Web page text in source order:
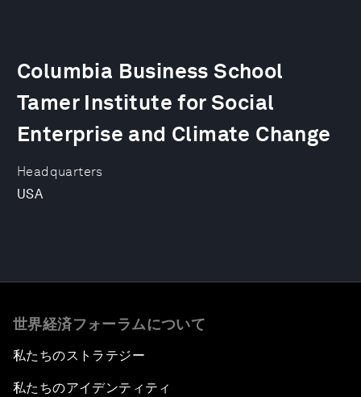
Headquarters
USA
Columbia Business School
Tamer Institute for Social
Enterprise and Climate Change
世界経済フォーラムについて
私たちのストラテジー
私たちのアイデンティティ